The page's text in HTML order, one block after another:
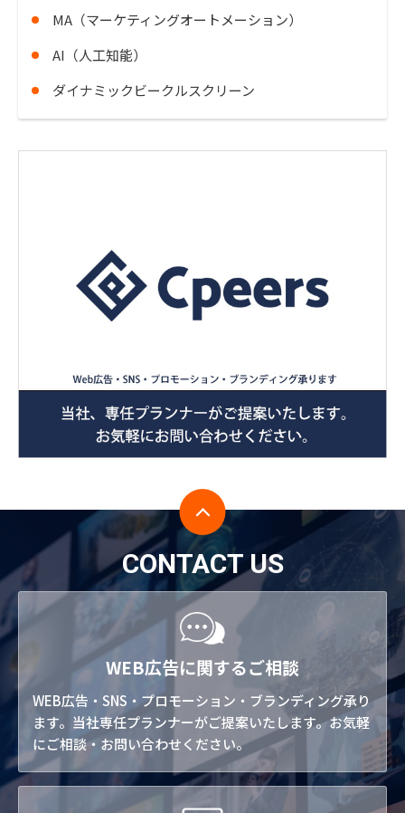
MA（マーケティングオートメーション）
AI（人工知能）
ダイナミックビークルスクリーン
CONTACT US
WEB広告に関するご相談
WEB広告・SNS・プロモーション・ブランディング承り
ます。当社専任プランナーがご提案いたします。お気軽
にご相談・お問い合わせください。